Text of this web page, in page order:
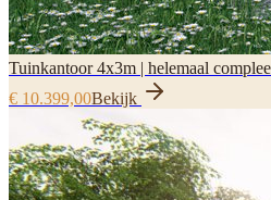
Tuinkantoor 4x3m | helemaal
€ 10.399,00Bekijk